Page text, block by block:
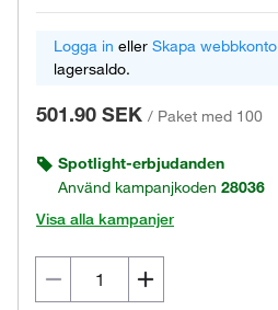
Logga in eller Skapa webbkonto
lagersaldo.
501.90 SEK / Paket med 100
Spotlight-erbjudanden
Använd kampanjkoden 28036
Visa alla kampanjer